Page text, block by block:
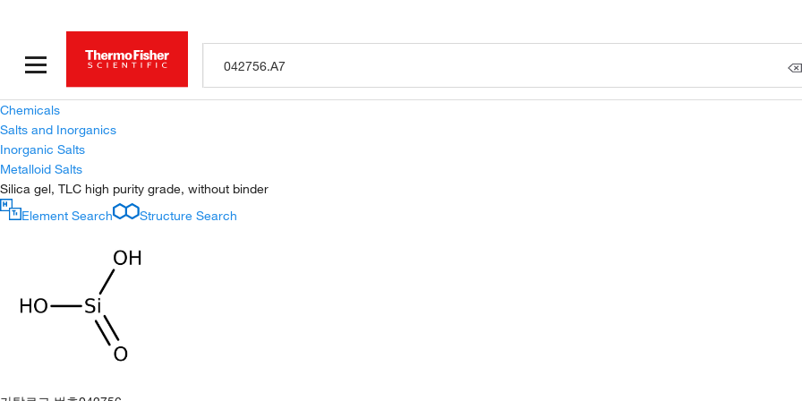
Chemicals
Salts and Inorganics
Inorganic Salts
Metalloid Salts
Silica gel, TLC high purity grade, without binder
Element Search
Structure Search